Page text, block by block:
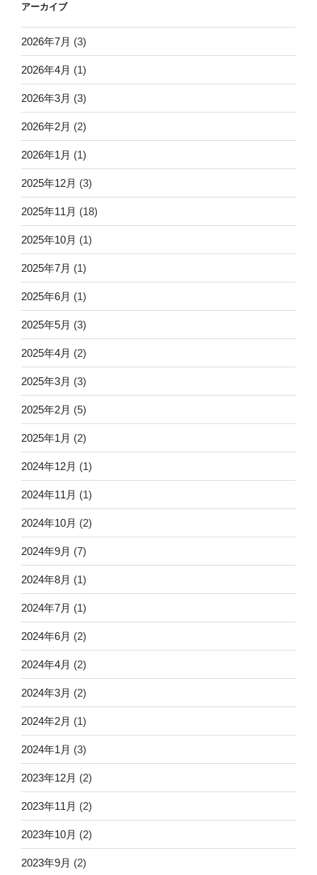
アーカイブ
2026年7月 (3)
2026年4月 (1)
2026年3月 (3)
2026年2月 (2)
2026年1月 (1)
2025年12月 (3)
2025年11月 (18)
2025年10月 (1)
2025年7月 (1)
2025年6月 (1)
2025年5月 (3)
2025年4月 (2)
2025年3月 (3)
2025年2月 (5)
2025年1月 (2)
2024年12月 (1)
2024年11月 (1)
2024年10月 (2)
2024年9月 (7)
2024年8月 (1)
2024年7月 (1)
2024年6月 (2)
2024年4月 (2)
2024年3月 (2)
2024年2月 (1)
2024年1月 (3)
2023年12月 (2)
2023年11月 (2)
2023年10月 (2)
2023年9月 (2)